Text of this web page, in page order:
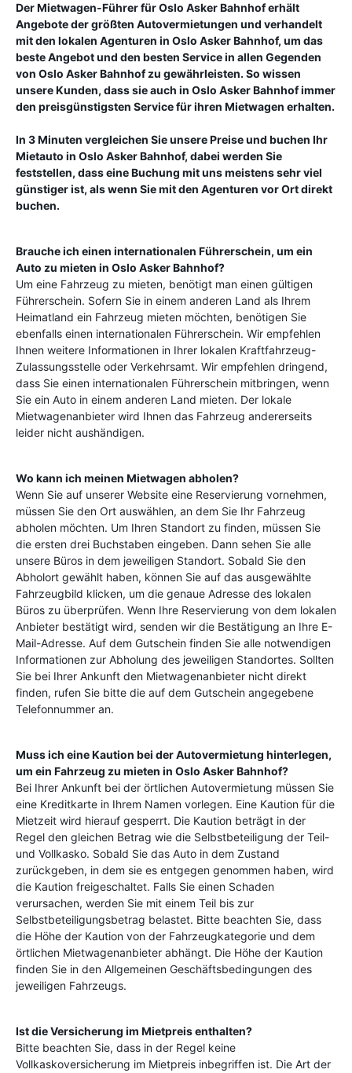
Der Mietwagen-Führer fürOslo Asker Bahnhoferhält
Angebote der größten Autovermietungen und verhandelt
mit den lokalen Agenturen in Oslo Asker Bahnhof, um das
beste Angebot und den besten Service in allen Gegenden
von Oslo Asker Bahnhofzu gewährleisten. So wissen
unsere Kunden, dass sie auch in Oslo Asker Bahnhofimmer
den preisgünstigsten Service für ihren Mietwagen erhalten.
In 3 Minuten vergleichen Sie unsere Preise und buchen Ihr
Mietauto in Oslo Asker Bahnhof, dabei werden Sie
feststellen, dass eine Buchung mit uns meistens sehr viel
günstiger ist, als wenn Sie mit den Agenturen vor Ort direkt
buchen.
Brauche ich einen internationalen Führerschein, um ein
Auto zu mieten in Oslo Asker Bahnhof?
Um eine Fahrzeug zu mieten, benötigt man einen gültigen
Führerschein. Sofern Sie in einem anderen Land als Ihrem
Heimatland ein Fahrzeug mieten möchten, benötigen Sie
ebenfalls einen internationalen Führerschein. Wir empfehlen
Ihnen weitere Informationen in Ihrer lokalen Kraftfahrzeug-
Zulassungsstelle oder Verkehrsamt. Wir empfehlen dringend,
dass Sie einen internationalen Führerschein mitbringen, wenn
Sie ein Auto in einem anderen Land mieten. Der lokale
Mietwagenanbieter wird Ihnen das Fahrzeug andererseits
leider nicht aushändigen.
Wo kann ich meinen Mietwagen abholen?
Wenn Sie auf unserer Website eine Reservierung vornehmen,
müssen Sie den Ort auswählen, an dem Sie Ihr Fahrzeug
abholen möchten. Um Ihren Standort zu finden, müssen Sie
die ersten drei Buchstaben eingeben. Dann sehen Sie alle
unsere Büros in dem jeweiligen Standort. Sobald Sie den
Abholort gewählt haben, können Sie auf das ausgewählte
Fahrzeugbild klicken, um die genaue Adresse des lokalen
Büros zu überprüfen. Wenn Ihre Reservierung von dem lokalen
Anbieter bestätigt wird, senden wir die Bestätigung an Ihre E-
Mail-Adresse. Auf dem Gutschein finden Sie alle notwendigen
Informationen zur Abholung des jeweiligen Standortes. Sollten
Sie bei Ihrer Ankunft den Mietwagenanbieter nicht direkt
finden, rufen Sie bitte die auf dem Gutschein angegebene
Telefonnummer an.
Muss ich eine Kaution bei der Autovermietung hinterlegen,
um ein Fahrzeug zu mieten in Oslo Asker Bahnhof?
Bei Ihrer Ankunft bei der örtlichen Autovermietung müssen Sie
eine Kreditkarte in Ihrem Namen vorlegen. Eine Kaution für die
Mietzeit wird hierauf gesperrt. Die Kaution beträgt in der
Regel den gleichen Betrag wie die Selbstbeteiligung der Teil-
und Vollkasko. Sobald Sie das Auto in dem Zustand
zurückgeben, in dem sie es entgegen genommen haben, wird
die Kaution freigeschaltet. Falls Sie einen Schaden
verursachen, werden Sie mit einem Teil bis zur
Selbstbeteiligungsbetrag belastet. Bitte beachten Sie, dass
die Höhe der Kaution von der Fahrzeugkategorie und dem
örtlichen Mietwagenanbieter abhängt. Die Höhe der Kaution
finden Sie in den Allgemeinen Geschäftsbedingungen des
jeweiligen Fahrzeugs.
Ist die Versicherung im Mietpreis enthalten?
Bitte beachten Sie, dass in der Regel keine
Vollkaskoversicherung im Mietpreis inbegriffen ist. Die Art der